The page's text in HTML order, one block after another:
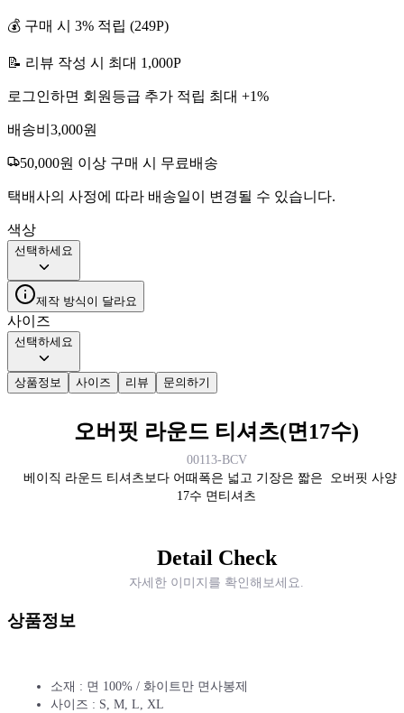
💰 구매 시 3% 적립 (249P)
📝 리뷰 작성 시 최대 1,000P
로그인하면 회원등급 추가 적립 최대 +1%
배송비 3,000원
50,000원 이상 구매 시 무료배송
택배사의 사정에 따라 배송일이 변경될 수 있습니다.
색상
선택하세요
제작 방식이 달라요
사이즈
선택하세요
상품정보 사이즈 리뷰 문의하기
오버핏 라운드 티셔츠(면17수)
00113-BCV
베이직 라운드 티셔츠보다 어때폭은 넓고 기장은 짧은 오버핏 사양
17수 면티셔츠
Detail Check
자세한 이미지를 확인해보세요.
상품정보
소재 : 면 100% / 화이트만 면사봉제
사이즈 : S, M, L, XL